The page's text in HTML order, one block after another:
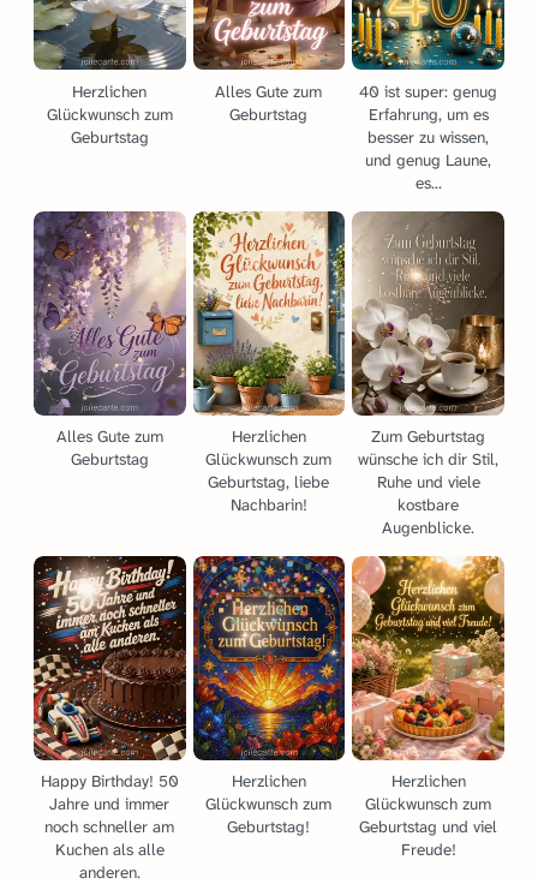
Herzlichen
Glückwunsch zum
Geburtstag
Alles Gute zum
Geburtstag
40 ist super: genug
Erfahrung, um es
besser zu wissen,
und genug Laune,
es...
Alles Gute zum
Geburtstag
Herzlichen
Glückwunsch zum
Geburtstag, liebe
Nachbarin!
Zum Geburtstag
wünsche ich dir Stil,
Ruhe und viele
kostbare
Augenblicke.
Happy Birthday! 50
Jahre und immer
noch schneller am
Kuchen als alle
anderen.
Herzlichen
Glückwunsch zum
Geburtstag!
Herzlichen
Glückwunsch zum
Geburtstag und viel
Freude!